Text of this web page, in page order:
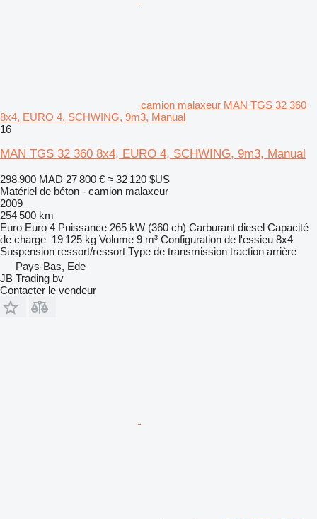
camion malaxeur MAN TGS 32 360
8x4, EURO 4, SCHWING, 9m3, Manual
16
MAN TGS 32 360 8x4, EURO 4, SCHWING, 9m3, Manual
298 900 MAD 27 800 € ≈ 32 120 $US
Matériel de béton - camion malaxeur
2009
254 500 km
Euro Euro 4 Puissance 265 kW (360 ch) Carburant diesel Capacité
de charge 19 125 kg Volume 9 m³ Configuration de l'essieu 8x4
Suspension ressort/ressort Type de transmission traction arrière
Pays-Bas, Ede
JB Trading bv
Contacter le vendeur